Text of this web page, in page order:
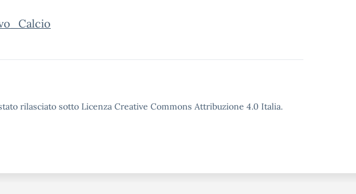
rilasciato sotto Licenza Creative Commons Attribuzione 4.0 Italia.